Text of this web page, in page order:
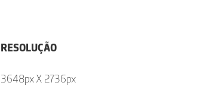
RESOLUÇÃO
3648px X 2736px